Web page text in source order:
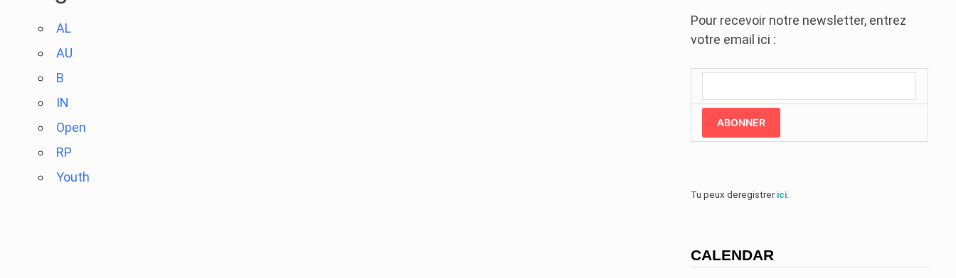
AL
AU
B
IN
Open
RP
Youth
Pour recevoir notre newsletter, entrez
votre email ici :
ABONNER
Tu peux deregistrerici.
CALENDAR